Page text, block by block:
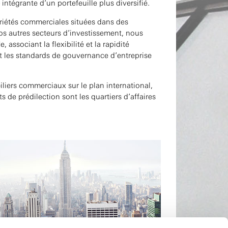
d’un portefeuille plus diversifié.
commerciales situées dans des
autres secteurs d’investissement, nous
associant la flexibilité et la rapidité
standards de gouvernance d’entreprise
commerciaux sur le plan international,
de prédilection sont les quartiers d’affaires